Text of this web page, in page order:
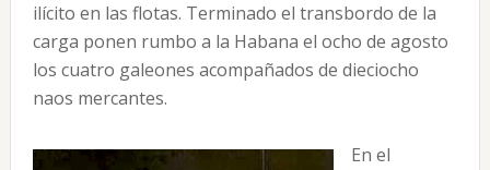
ilícito en las flotas. Terminado el transbordo de la
carga ponen rumbo a la Habana el ocho de agosto
los cuatro galeones acompañados de dieciocho
naos mercantes.
En el